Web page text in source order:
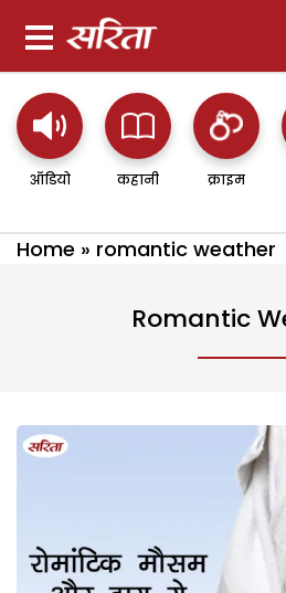
ऑडियो कहानी क्राइम
Home » romantic weather
Romantic